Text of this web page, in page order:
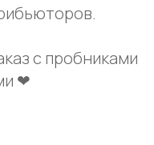
с пробниками
❤